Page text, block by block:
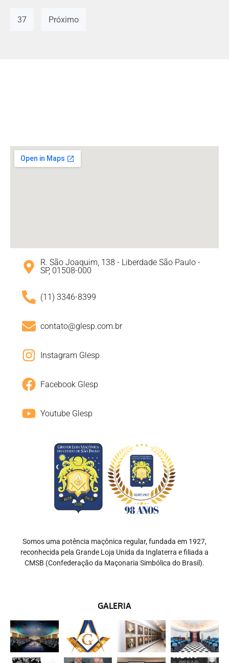
37 Próximo
R. São Joaquim, 138 - Liberdade São Paulo -
SP, 01508-000
(11) 3346-8399
contato@glesp.com.br
Instagram Glesp
Facebook Glesp
Youtube Glesp
Somos uma potência maçônica regular, fundada em 1927,
reconhecida pela Grande Loja Unida da Inglaterra e filiada a
CMSB (Confederação da Maçonaria Simbólica do Brasil).
GALERIA